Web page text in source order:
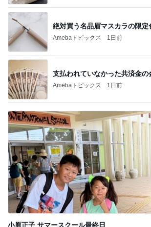
絶対買う名品眉マスカラの限定
Amebaトピックス 1日前
支払われていなかった共済金の
Amebaトピックス 1日前
小原正子 サマースクール最終日